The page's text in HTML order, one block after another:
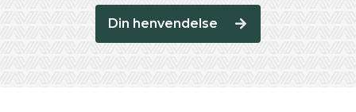
Din henvendelse